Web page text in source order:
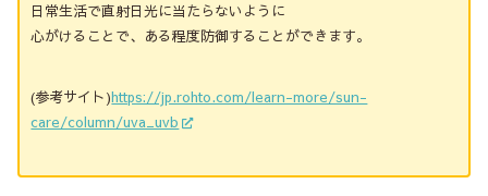
日常生活で直射日光に当たらないように
心がけることで、ある程度防御することができます。
(参考サイト)https://jp.rohto.com/learn-more/sun-
care/column/uva_uvb